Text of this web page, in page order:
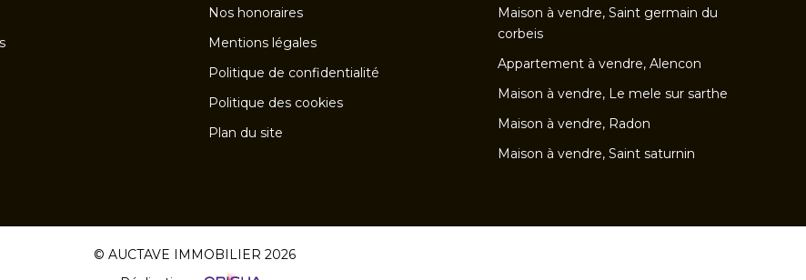
Nos honoraires
Mentions légales
Politique de confidentialité
Politique des cookies
Plan du site
Maison à vendre, Saint germain du
corbeis
Appartement à vendre, Alencon
Maison à vendre, Le mele sur sarthe
Maison à vendre, Radon
Maison à vendre, Saint saturnin
© AUCTAVE IMMOBILIER 2026